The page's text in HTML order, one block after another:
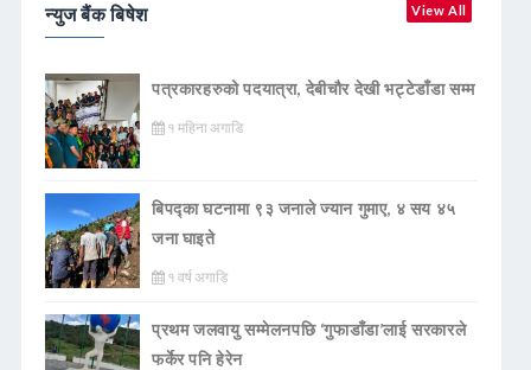
न्युज बैंक बिषेश View All
पत्रकारहरुको पदयात्रा, देबीचौर देखी भट्टेडाँडा सम्म
१ महिना अगाडि
बिपद्का घटनामा ९३ जनाले ज्यान गुमाए, ४ सय ४५
जना घाइते
१ वर्ष अगाडि
प्रथम जलवायु सम्मेलनपछि ‘गुफाडाँडा’लाई सरकारले
फर्केर पनि हेरेन